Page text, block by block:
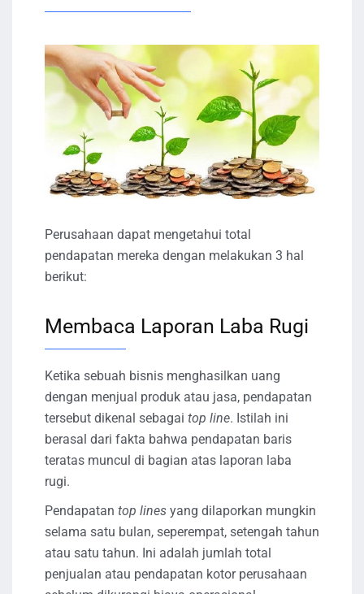
Perusahaan dapat mengetahui total
pendapatan mereka dengan melakukan 3 hal
berikut:
Membaca Laporan Laba Rugi
Ketika sebuah bisnis menghasilkan uang
dengan menjual produk atau jasa, pendapatan
tersebut dikenal sebagai top line. Istilah ini
berasal dari fakta bahwa pendapatan baris
teratas muncul di bagian atas laporan laba
rugi.
Pendapatan top lines yang dilaporkan mungkin
selama satu bulan, seperempat, setengah tahun
atau satu tahun. Ini adalah jumlah total
penjualan atau pendapatan kotor perusahaan